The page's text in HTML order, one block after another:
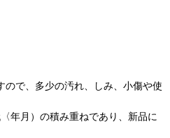
で、多少の汚れ、しみ、小傷や使
年月）の積み重ねであり、新品に